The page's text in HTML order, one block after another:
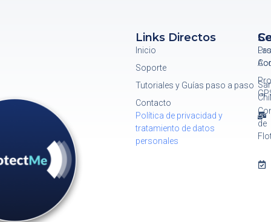
de
Links Directos
Inicio
Soporte
Tutoriales y Guías paso a paso
Contacto
Política de privacidad y
tratamiento de datos
personales
Las